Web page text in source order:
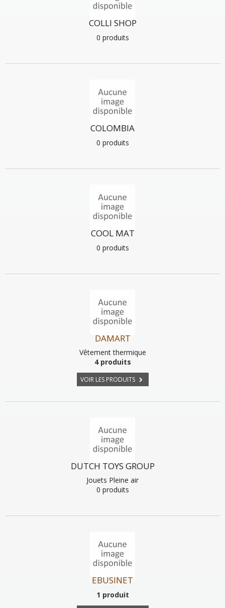
COLLI SHOP
0 produits
COLOMBIA
0 produits
COOL MAT
0 produits
DAMART
Vêtement thermique
4 produits
VOIR LES PRODUITS
DUTCH TOYS GROUP
Jouets Pleine air
0 produits
EBUSINET
1 produit